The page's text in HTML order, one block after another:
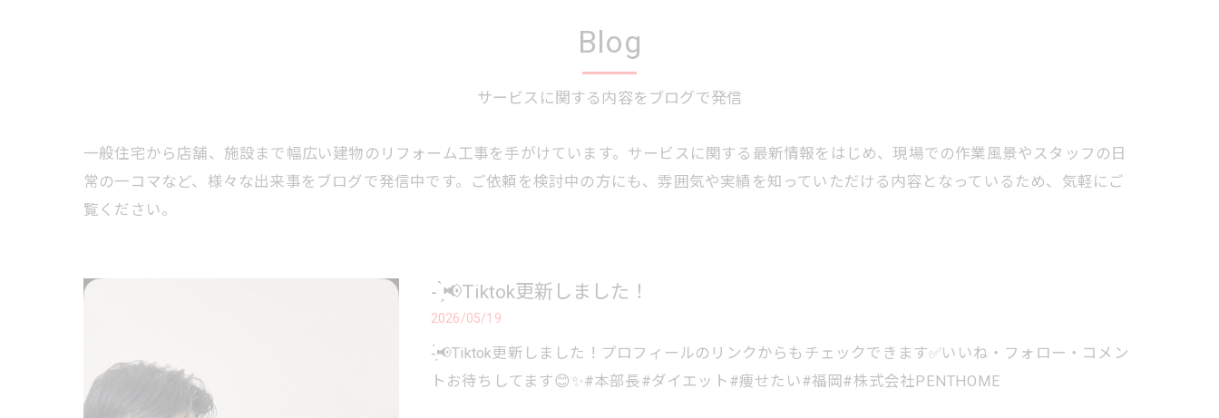
Blog
サービスに関する内容をブログで発信
一般住宅から店舗、施設まで幅広い建物のリフォーム工事を手がけています。サービスに関する最新情報をはじめ、現場での作業風景やスタッフの日
常の一コマなど、様々な出来事をブログで発信中です。ご依頼を検討中の方にも、雰囲気や実績を知っていただける内容となっているため、気軽にご
覧ください。
- ̗̀📢Tiktok更新しました！
2026/05/19
-̗̀📢Tiktok更新しました！⁡プロフィールのリンクからもチェックできます✅いいね・フォロー・コメン
トお待ちしてます😊✨️#本部長#ダイエット#痩せたい#福岡#株式会社PENTHOME